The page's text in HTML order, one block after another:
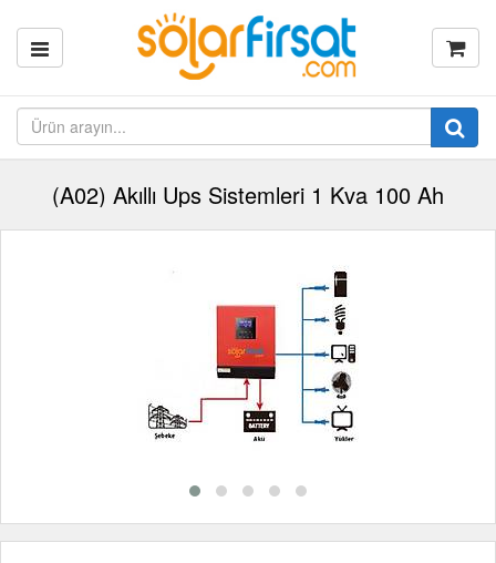
(A02) Akıllı Ups Sistemleri 1 Kva 100 Ah